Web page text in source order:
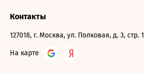
Контакты
127018, г. Москва, ул. Полковая, д. 3, стр. 1
На карте